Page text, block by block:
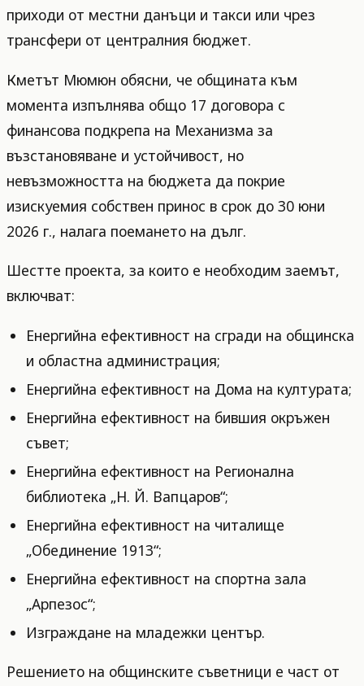
приходи от местни данъци и такси или чрез
трансфери от централния бюджет.
Кметът Мюмюн обясни, че общината към
момента изпълнява общо 17 договора с
финансова подкрепа на Механизма за
възстановяване и устойчивост, но
невъзможността на бюджета да покрие
изискуемия собствен принос в срок до 30 юни
2026 г., налага поемането на дълг.
Шестте проекта, за които е необходим заемът,
включват:
Енергийна ефективност на сгради на общинска
и областна администрация;
Енергийна ефективност на Дома на културата;
Енергийна ефективност на бившия окръжен
съвет;
Енергийна ефективност на Регионална
библиотека „Н. Й. Вапцаров“;
Енергийна ефективност на читалище
„Обединение 1913“;
Енергийна ефективност на спортна зала
„Арпезос“;
Изграждане на младежки център.
Решението на общинските съветници е част от